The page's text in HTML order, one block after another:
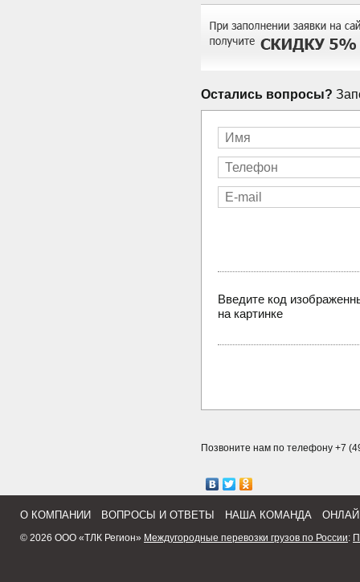
Остались вопросы?
Введите код
на картинке
Позвоните нам по телефону +7
О КОМПАНИИ ВОПРОСЫ И ОТВЕТЫ НАША КОМАНДА
© 2026 ООО «ТЛК Регион» Междугородные перевозки грузов по России: